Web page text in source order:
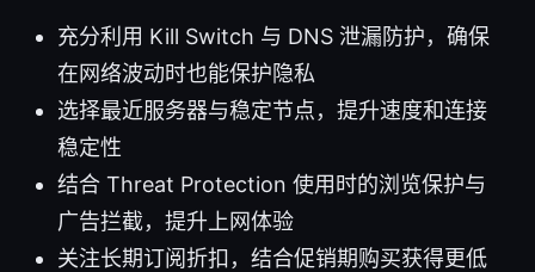
充分利用 Kill Switch 与 DNS 泄漏防护，确保
在网络波动时也能保护隐私
选择最近服务器与稳定节点，提升速度和连接
稳定性
结合 Threat Protection 使用时的浏览保护与
广告拦截，提升上网体验
关注长期订阅折扣，结合促销期购买获得更低